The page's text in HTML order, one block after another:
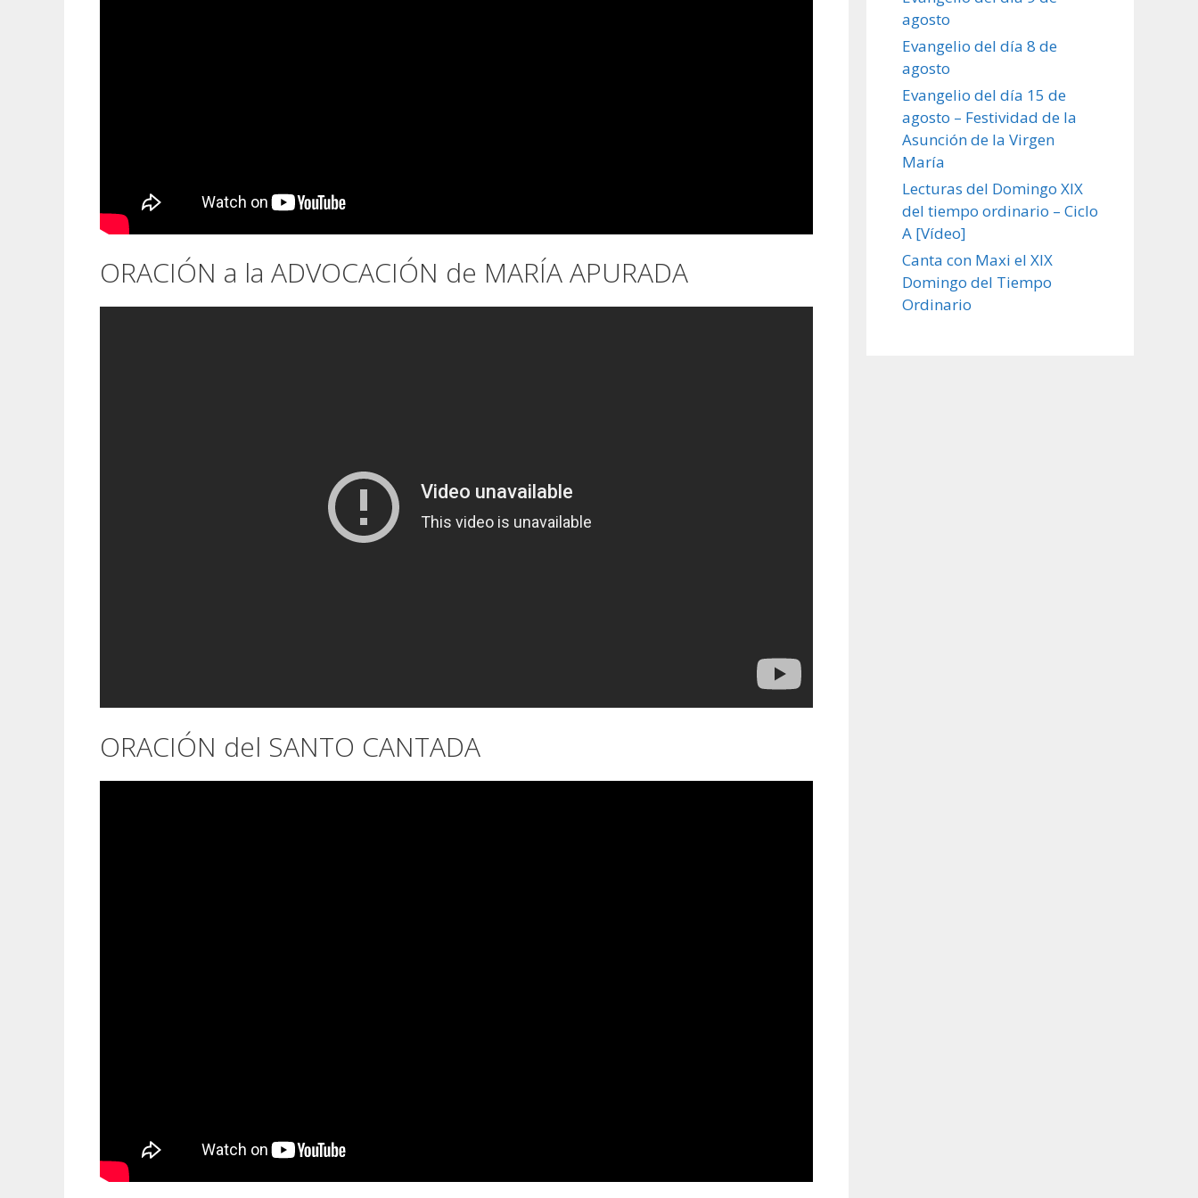
ORACIÓN a la ADVOCACIÓN de MARÍA APURADA
ORACIÓN del SANTO CANTADA
agosto
Evangelio del día 8 de
agosto
Evangelio del día 15 de
agosto – Festividad de la
Asunción de la Virgen
María
Lecturas del Domingo XIX
del tiempo ordinario – Ciclo
A [Vídeo]
Canta con Maxi el XIX
Domingo del Tiempo
Ordinario